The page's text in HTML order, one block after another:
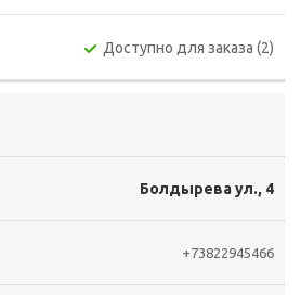
Доступно для заказа (2)
Болдырева ул., 4
+73822945466